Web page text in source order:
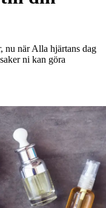
nu när Alla hjärtans dag
ni kan göra